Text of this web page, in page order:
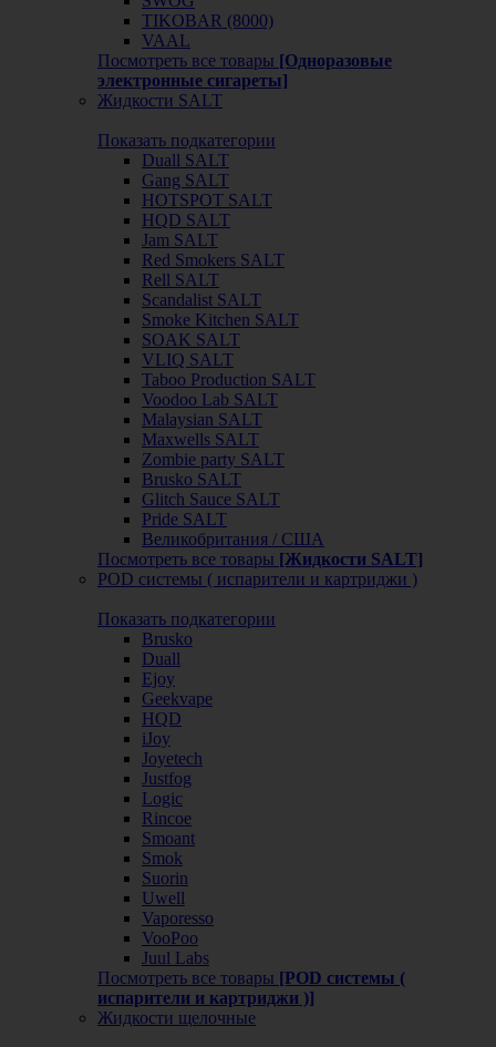
TIKOBAR (8000)
VAAL
Посмотреть все товары [Одноразовые
электронные сигареты]
Жидкости SALT
Показать подкатегории
Duall SALT
Gang SALT
HOTSPOT SALT
HQD SALT
Jam SALT
Red Smokers SALT
Rell SALT
Scandalist SALT
Smoke Kitchen SALT
SOAK SALT
VLIQ SALT
Taboo Production SALT
Voodoo Lab SALT
Malaysian SALT
Maxwells SALT
Zombie party SALT
Brusko SALT
Glitch Sauce SALT
Pride SALT
Великобритания / США
Посмотреть все товары [Жидкости SALT]
POD системы ( испарители и картриджи )
Показать подкатегории
Brusko
Duall
Ejoy
Geekvape
HQD
iJoy
Joyetech
Justfog
Logic
Rincoe
Smoant
Smok
Suorin
Uwell
Vaporesso
VooPoo
Juul Labs
Посмотреть все товары [POD системы (
испарители и картриджи )]
Жидкости щелочные